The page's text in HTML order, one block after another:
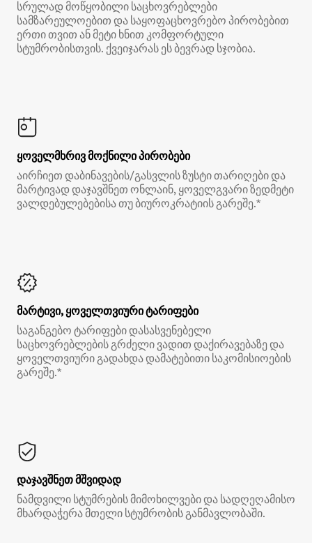
სრულად მოწყობილი საცხოვრებლები
სამზარეულოებით და საყოფაცხოვრებო პირობებით
ერთი თვით ან მეტი ხნით კომფორტული
სტუმრობისთვის. ქვეიჯარას ეს ბევრად სჯობია.
ყოველმხრივ მოქნილი პირობები
აირჩიეთ დაბინავების/გასვლის ზუსტი თარიღები და
მარტივად დაჯავშნეთ ონლაინ, ყოველგვარი ზედმეტი
ვალდებულებებისა თუ ბიუროკრატიის გარეშე.*
მარტივი, ყოველთვიური ტარიფები
საგანგებო ტარიფები დასასვენებელი
საცხოვრებლების გრძელი ვადით დაქირავებაზე და
ყოველთვიური გადახდა დამატებითი საკომისიოების
გარეშე.*
დაჯავშნეთ მშვიდად
ნამდვილი სტუმრების მიმოხილვები და სადღეღამისო
მხარდაჭერა მთელი სტუმრობის განმავლობაში.